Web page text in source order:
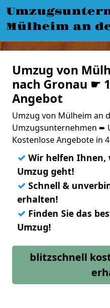
Mülheim an
Umzug von
nach Gronau ☛
Angebot
Umzug von Mülheim an
Umzugsunternehmen ➨
Kostenlose Angebote in
✓ Wir helfen Ihnen,
Umzug geht!
✓ Schnell &
erhalten!
✓ Finden Sie das
Umzug!
blitzschnell